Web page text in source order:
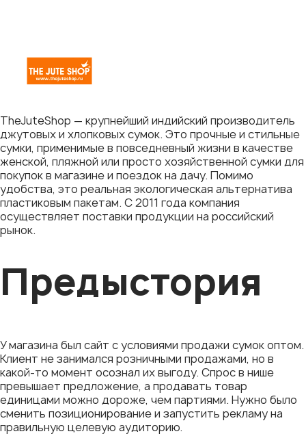
TheJuteShop — крупнейший индийский производитель
джутовых и хлопковых сумок. Это прочные и стильные
сумки, применимые в повседневный жизни в качестве
женской, пляжной или просто хозяйственной сумки для
покупок в магазине и поездок на дачу. Помимо
удобства, это реальная экологическая альтернатива
пластиковым пакетам. С 2011 года компания
осуществляет поставки продукции на российский
рынок.
Предыстория
У магазина был сайт с условиями продажи сумок оптом.
Клиент не занимался розничными продажами, но в
какой-то момент осознал их выгоду. Спрос в нише
превышает предложение, а продавать товар
единицами можно дороже, чем партиями. Нужно было
сменить позиционирование и запустить рекламу на
правильную целевую аудиторию.